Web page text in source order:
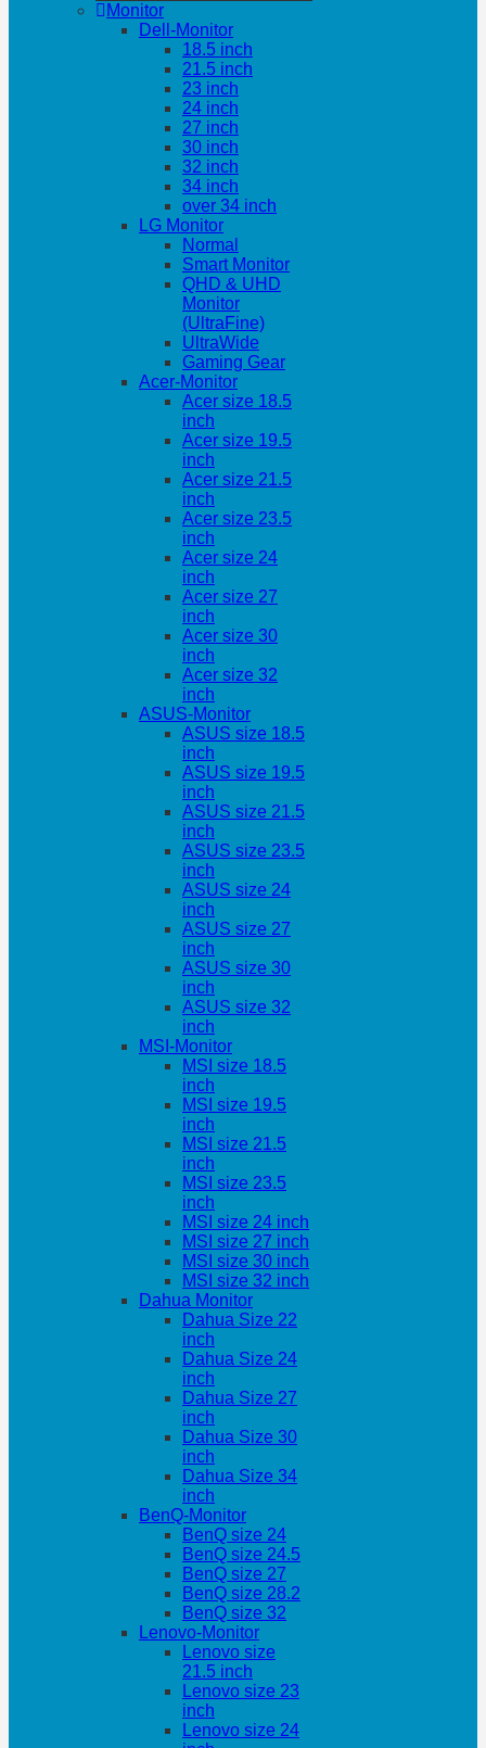
Monitor
Dell-Monitor
18.5 inch
21.5 inch
23 inch
24 inch
27 inch
30 inch
32 inch
34 inch
over 34 inch
LG Monitor
Normal
Smart Monitor
QHD & UHD
Monitor
(UltraFine)
UltraWide
Gaming Gear
Acer-Monitor
Acer size 18.5
inch
Acer size 19.5
inch
Acer size 21.5
inch
Acer size 23.5
inch
Acer size 24
inch
Acer size 27
inch
Acer size 30
inch
Acer size 32
inch
ASUS-Monitor
ASUS size 18.5
inch
ASUS size 19.5
inch
ASUS size 21.5
inch
ASUS size 23.5
inch
ASUS size 24
inch
ASUS size 27
inch
ASUS size 30
inch
ASUS size 32
inch
MSI-Monitor
MSI size 18.5
inch
MSI size 19.5
inch
MSI size 21.5
inch
MSI size 23.5
inch
MSI size 24 inch
MSI size 27 inch
MSI size 30 inch
MSI size 32 inch
Dahua Monitor
Dahua Size 22
inch
Dahua Size 24
inch
Dahua Size 27
inch
Dahua Size 30
inch
Dahua Size 34
inch
BenQ-Monitor
BenQ size 24
BenQ size 24.5
BenQ size 27
BenQ size 28.2
BenQ size 32
Lenovo-Monitor
Lenovo size
21.5 inch
Lenovo size 23
inch
Lenovo size 24